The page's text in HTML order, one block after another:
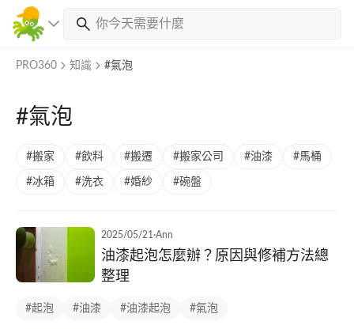
PRO360 知識 #氣泡
#氣泡
#搬家 #飲料 #搬遷 #搬家公司 #油漆 #馬桶
#冰箱 #洗衣 #婚紗 #碗盤
2025/05/21 ·Ann
油漆起泡怎麼辦？原因與修補方法總
整理
#起泡 #油漆 #油漆起泡 #氣泡